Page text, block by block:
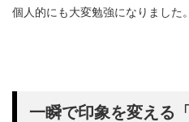
個人的にも大変勉強になりました。
一瞬で印象を変える